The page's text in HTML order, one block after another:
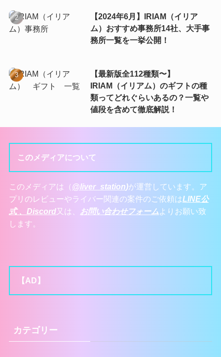
【2024年6月】IRIAM（イリア
ム）おすすめ事務所14社、大手事
務所一覧を一挙公開！
【最新版全112種類〜】
IRIAM（イリアム）のギフトの種
類ってどれぐらいあるの？一覧や
値段を含めて徹底解説！
このメディアについて
このメディアは（ @liver_station)が運営しています。ア
プリのレビューやライバー関連の案件のご依頼はLINE公
式 、 Discord又は、 お問い合わせフォーム よりお願い致
します。
【AD】
カテゴリー